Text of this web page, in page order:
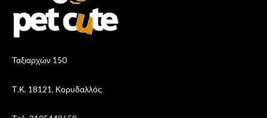
Ταξιαρχών 150
Τ.Κ. 18121, Κορυδαλλός